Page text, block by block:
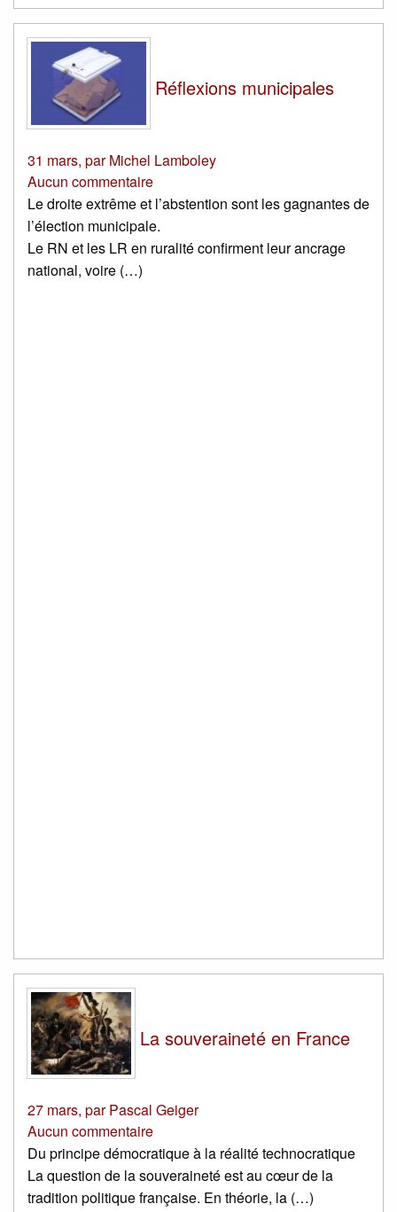
Réflexions municipales
31 mars, parMichel Lamboley
Aucun commentaire
Le droite extrême et l’abstention sont les gagnantes de
l’élection municipale.
Le RN et les LR en ruralité confirment leur ancrage
national, voire (…)
La souveraineté en France
27 mars, parPascal Geiger
Aucun commentaire
Du principe démocratique à la réalité technocratique
La question de la souveraineté est au cœur de la
tradition politique française. En théorie, la (…)